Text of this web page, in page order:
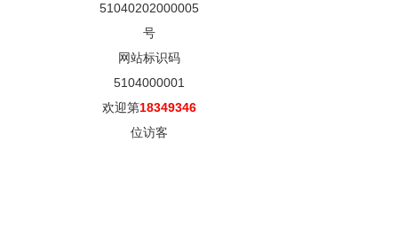
51040202000005
号
网站标识码
5104000001
欢迎第18349346
位访客